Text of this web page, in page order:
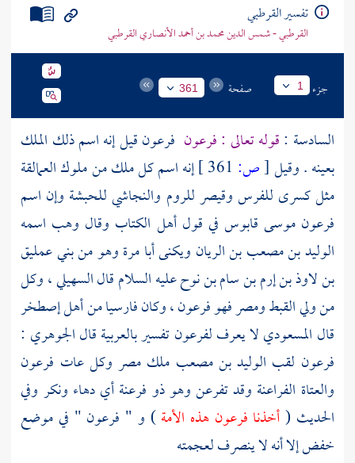
تفسير القرطبي
القرطبي - شمس الدين محمد بن أحمد الأنصاري القرطبي
جزء 1 صفحة 361
السادسة :قوله تعالى : فرعون فرعون قيل إنه اسم ذلك الملك
بعينه . وقيل[ص:
إنه اسم كل ملك من ملوك العمالقة
مثل كسرى للفرسوقيصرللروم والنجاشيللحبشة وإن اسم
فرعونموسى قابوس في قولأهل الكتاب وقال وهب اسمه
الوليد بن مصعب بن الريان ويكنىأبا مرةوهو منبني عمليق
بن لاوذ بن إرم بن سام بن نوحعليه السلام قالالسهيلي، وكل
من ولي القبطومصرفهو فرعون ، وكان فارسيا من أهلإصطخر
قال المسعوديلا يعرف لفرعون تفسير بالعربية قالالجوهري :
فرعون لقب الوليد بن مصعب ملك مصر وكل عات فرعون
والعتاة الفراعنة وقد تفرعن وهو ذو فرعنة أي دهاء ونكر وفي
الحديث (أخذنا فرعون هذه الأمة) و " فرعون " في موضع
خفض إلا أنه لا ينصرف لعجمته